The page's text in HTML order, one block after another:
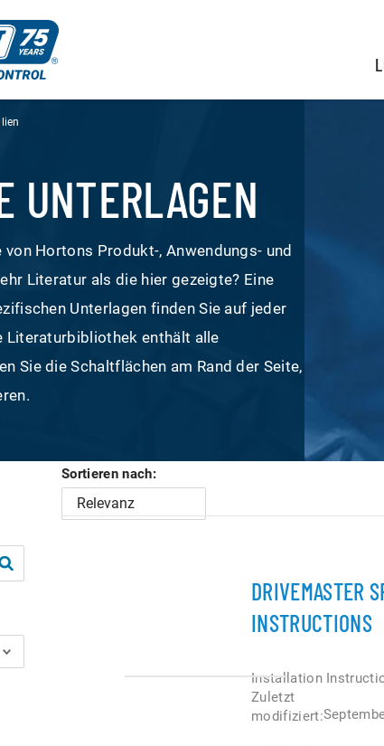
UNTERLAGEN
Hortons Produkt-, Anwendungs- und
Literatur als die hier gezeigte? Eine
Unterlagen finden Sie auf jeder
enthält alle
Sie die Schaltflächen am Rand der Seite,
Sortieren nach:
DRIVEMASTER
INSTRUCTIONS
Installation
Zuletzt
modifiziert: